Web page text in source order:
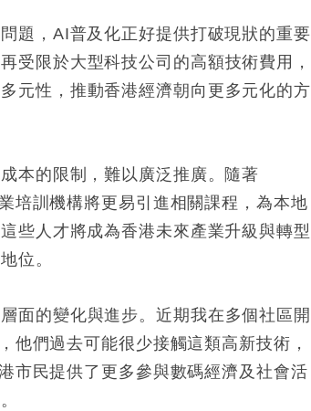
題，AI普及化正好提供打破現狀的重要
受限於大型科技公司的高額技術費用，
元性，推動香港經濟朝向更多元化的方
本的限制，難以廣泛推廣。隨著
培訓機構將更易引進相關課程，為本地
些人才將成為香港未來產業升級與轉型
位。
面的變化與進步。近期我在多個社區開
們過去可能很少接觸這類高新技術，
市民提供了更多參與數碼經濟及社會活